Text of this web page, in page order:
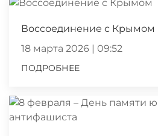
Воссоединение с Крымом
18 марта 2026 | 09:52
ПОДРОБНЕЕ